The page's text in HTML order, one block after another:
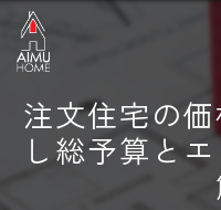
注文住宅の
し総予算と